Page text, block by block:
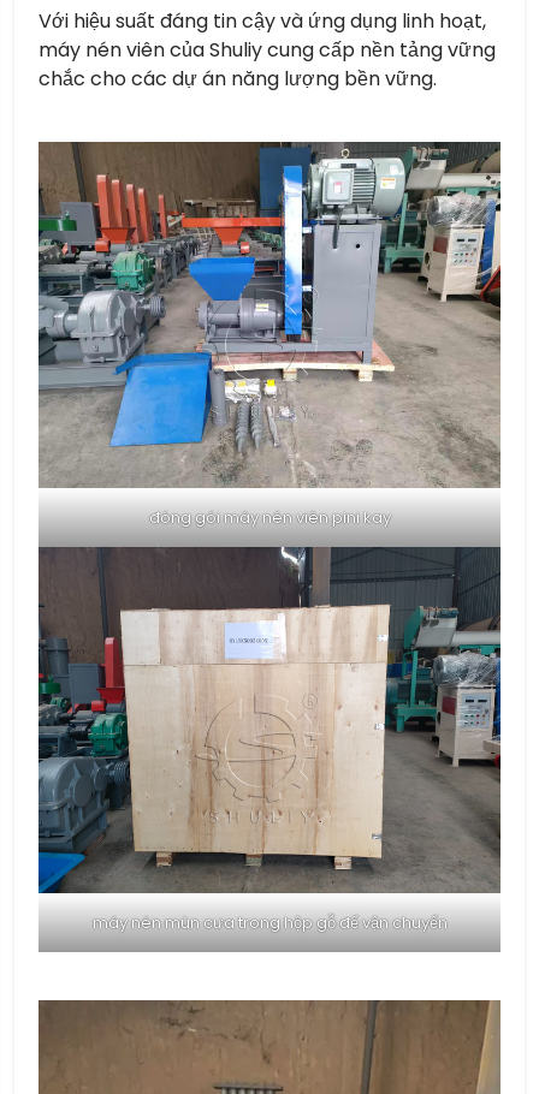
Với hiệu suất đáng tin cậy và ứng dụng linh hoạt,
máy nén viên của Shuliy cung cấp nền tảng vững
chắc cho các dự án năng lượng bền vững.
đóng gói máy nén viên pini kay
máy nén mùn cưa trong hộp gỗ để vận chuyển